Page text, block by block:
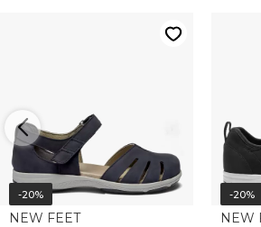
-20%
NEW FEET
-20%
NEW